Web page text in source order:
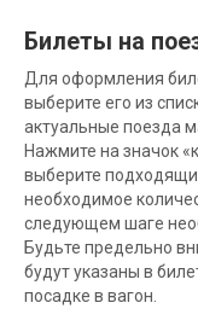
Билеты на
Для оформления
выберите его из
актуальные поезда
Нажмите на значок
выберите
необходимое
следующем шаге
Будьте предельно
будут указаны в
посадке в вагон.